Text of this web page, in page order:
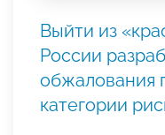
Выйти из
России
обжалования
категории